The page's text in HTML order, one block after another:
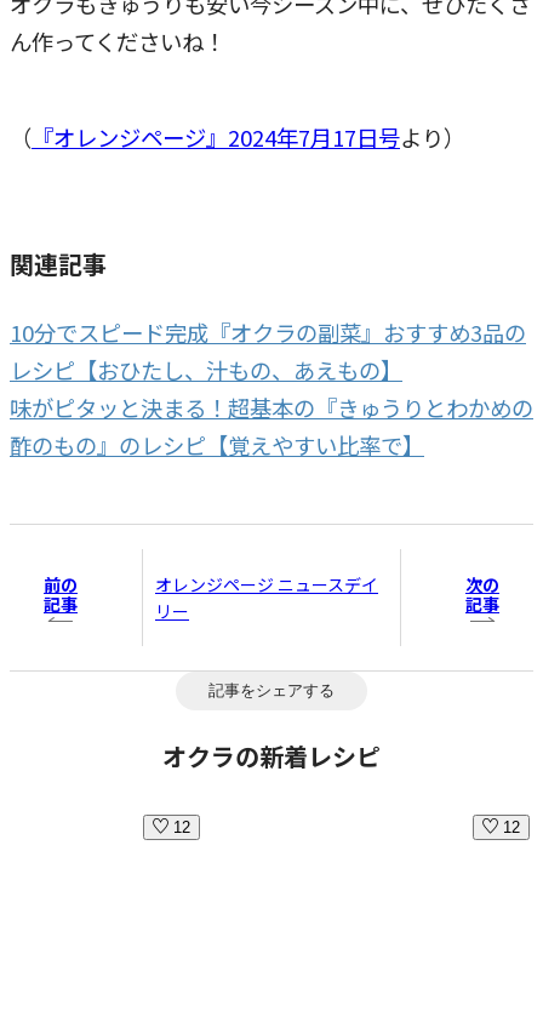
ん作ってくださいね！
（ 『オレンジページ』2024年7月17日号より）
関連記事
10分でスピード完成『オクラの副菜』おすすめ3品の
レシピ【おひたし、汁もの、あえもの】
味がピタッと決まる！超基本の『きゅうりとわかめの
酢のもの』のレシピ【覚えやすい比率で】
前の
記事
オレンジページ ニュースデイ
リー
次の
記事
記事をシェアする
オクラの新着レシピ
12 12